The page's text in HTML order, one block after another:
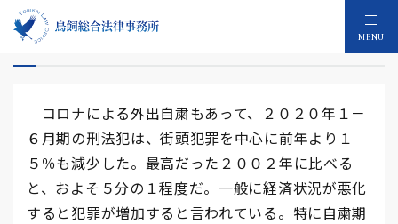
MENU
コロナで少しいいこと
コロナによる外出自粛もあって、２０２０年１－
６月期の刑法犯は、街頭犯罪を中心に前年より１
５％も減少した。最高だった２００２年に比べる
と、およそ５分の１程度だ。一般に経済状況が悪化
すると犯罪が増加すると言われている。特に自粛期